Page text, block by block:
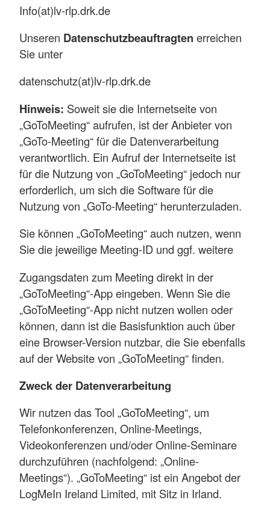
Info(at)lv-rlp.drk.de
Unseren Datenschutzbeauftragten erreichen
Sie unter
datenschutz(at)lv-rlp.drk.de
Hinweis: Soweit sie die Internetseite von
„GoToMeeting“ aufrufen, ist der Anbieter von
„GoTo-Meeting“ für die Datenverarbeitung
verantwortlich. Ein Aufruf der Internetseite ist
für die Nutzung von „GoToMeeting“ jedoch nur
erforderlich, um sich die Software für die
Nutzung von „GoTo-Meeting“ herunterzuladen.
Sie können „GoToMeeting“ auch nutzen, wenn
Sie die jeweilige Meeting-ID und ggf. weitere
Zugangsdaten zum Meeting direkt in der
„GoToMeeting“-App eingeben. Wenn Sie die
„GoToMeeting“-App nicht nutzen wollen oder
können, dann ist die Basisfunktion auch über
eine Browser-Version nutzbar, die Sie ebenfalls
auf der Website von „GoToMeeting“ finden.
Zweck der Datenverarbeitung
Wir nutzen das Tool „GoToMeeting“, um
Telefonkonferenzen, Online-Meetings,
Videokonferenzen und/oder Online-Seminare
durchzuführen (nachfolgend: „Online-
Meetings“). „GoToMeeting“ ist ein Angebot der
LogMeIn Ireland Limited, mit Sitz in Irland.